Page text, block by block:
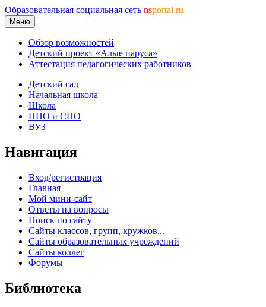
Образовательная социальная сеть nsportal.ru
Меню
Обзор возможностей
Детский проект «Алые паруса»
Аттестация педагогических работников
Детский сад
Начальная школа
Школа
НПО и СПО
ВУЗ
Навигация
Вход/регистрация
Главная
Мой мини-сайт
Ответы на вопросы
Поиск по сайту
Сайты классов, групп, кружков...
Сайты образовательных учреждений
Сайты коллег
Форумы
Библиотека